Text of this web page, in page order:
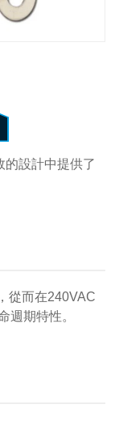
的設計中提供了
從而在240VAC
週期特性。